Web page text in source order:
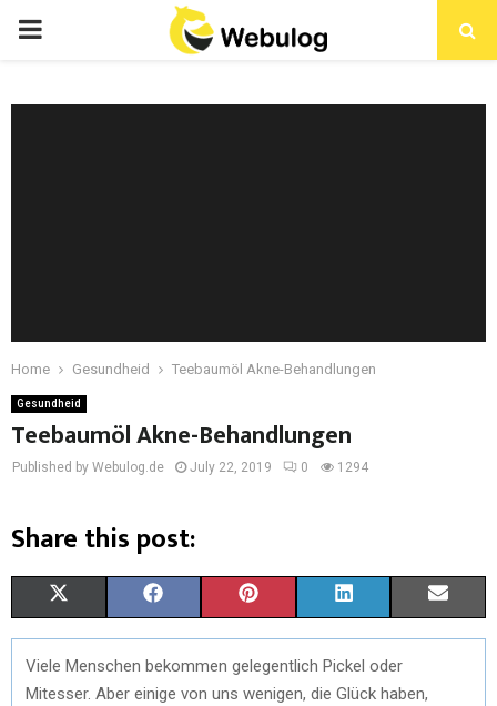
Home Gesundheid Teebaumöl Akne-Behandlungen
Gesundheid
Teebaumöl Akne-Behandlungen
Published by Webulog.de July 22, 2019 0 1294
Share this post:
(
T
A
C
I
N
I
N
M
Viele Menschen bekommen gelegentlich Pickel oder
Mitesser. Aber einige von uns wenigen, die Glück haben,